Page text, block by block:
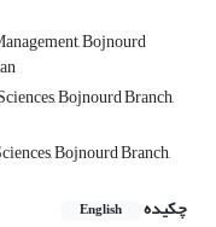
Bojnourd
Bojnourd Branch,
Bojnourd Branch,
چکیده
English